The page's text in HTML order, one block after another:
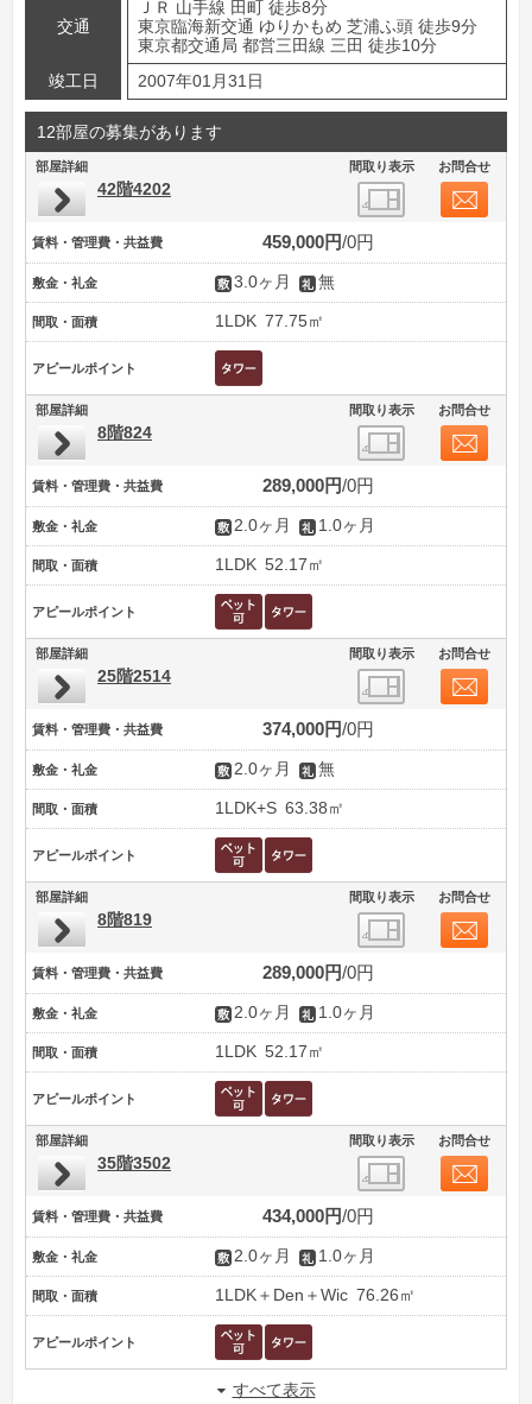
交通
ＪＲ 山手線 田町 徒歩8分
東京臨海新交通 ゆりかもめ 芝浦ふ頭 徒歩9分
東京都交通局 都営三田線 三田 徒歩10分
竣工日
2007年01月31日
12部屋の募集があります
部屋詳細 間取り表示 お問合せ
42階4202
賃料・管理費・共益費 459,000円 0円
敷金・礼金 3.0ヶ月 無
間取・面積 1LDK 77.75㎡
アピールポイント
部屋詳細 間取り表示 お問合せ
8階824
賃料・管理費・共益費 289,000円 0円
敷金・礼金 2.0ヶ月 1.0ヶ月
間取・面積 1LDK 52.17㎡
アピールポイント
部屋詳細 間取り表示 お問合せ
25階2514
賃料・管理費・共益費 374,000円 0円
敷金・礼金 2.0ヶ月 無
間取・面積 1LDK+S 63.38㎡
アピールポイント
部屋詳細 間取り表示 お問合せ
8階819
賃料・管理費・共益費 289,000円 0円
敷金・礼金 2.0ヶ月 1.0ヶ月
間取・面積 1LDK 52.17㎡
アピールポイント
部屋詳細 間取り表示 お問合せ
35階3502
賃料・管理費・共益費 434,000円 0円
敷金・礼金 2.0ヶ月 1.0ヶ月
間取・面積 1LDK＋Den＋Wic 76.26㎡
アピールポイント
すべて表示